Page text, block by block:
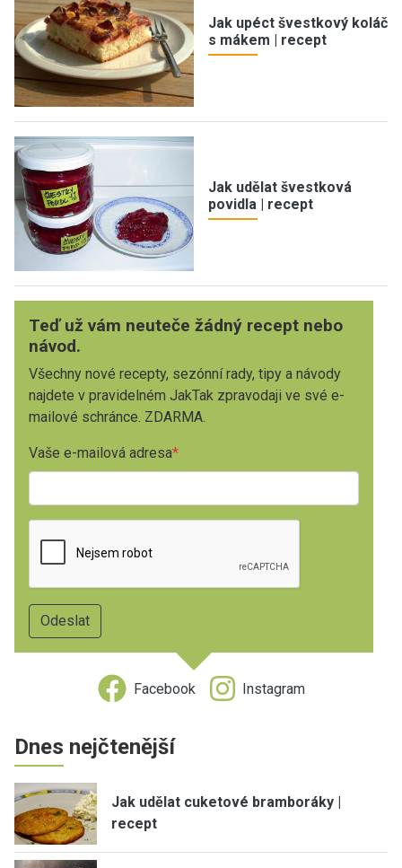
Jak upéct švestkový koláč
s mákem | recept
Jak udělat švestková
povidla | recept
Teď už vám neuteče žádný recept nebo
návod.
Všechny nové recepty, sezónní rady, tipy a návody
najdete v pravidelném JakTak zpravodaji ve své e-
mailové schránce. ZDARMA.
Vaše e-mailová adresa
Facebook Instagram
Dnes nejčtenější
Jak udělat cuketové bramboráky |
recept